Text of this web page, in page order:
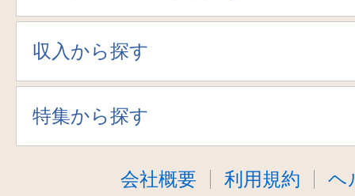
収入から探す
特集から探す
会社概要 利用規約 ヘ